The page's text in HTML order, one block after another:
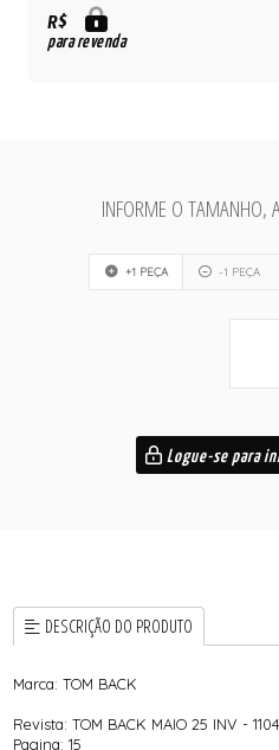
R$
para revenda
INFORME O TAMANHO,
+1 PEÇA -1 PEÇA
Logue-se para
DESCRIÇÃO DO PRODUTO
Marca: TOM BACK
Revista: TOM BACK MAIO 25 INV -
Pagina: 15